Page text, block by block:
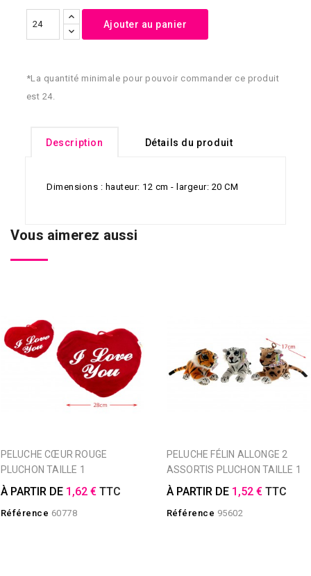
Ajouter au panier
*La quantité minimale pour pouvoir commander ce produit
est 24.
Description Détails du produit
Dimensions : hauteur: 12 cm - largeur: 20 CM
Vous aimerez aussi
PELUCHE CŒUR ROUGE
PLUCHON TAILLE 1
À PARTIR DE 1,62 € TTC
Référence 60778
PELUCHE FÉLIN ALLONGE 2
ASSORTIS PLUCHON TAILLE 1
À PARTIR DE 1,52 € TTC
Référence 95602